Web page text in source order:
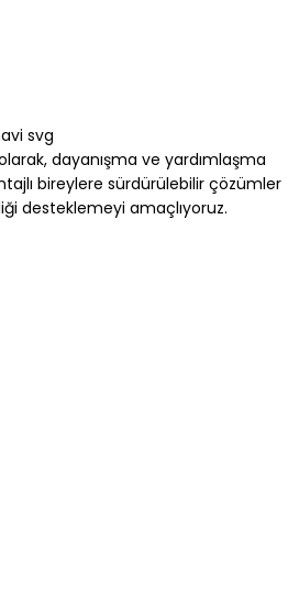
dayanışma ve yardımlaşma
bireylere sürdürülebilir çözümler
desteklemeyi amaçlıyoruz.